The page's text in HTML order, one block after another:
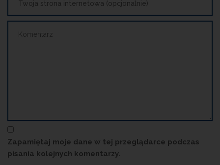
Zapamiętaj moje dane w tej przeglądarce podczas
pisania kolejnych komentarzy.